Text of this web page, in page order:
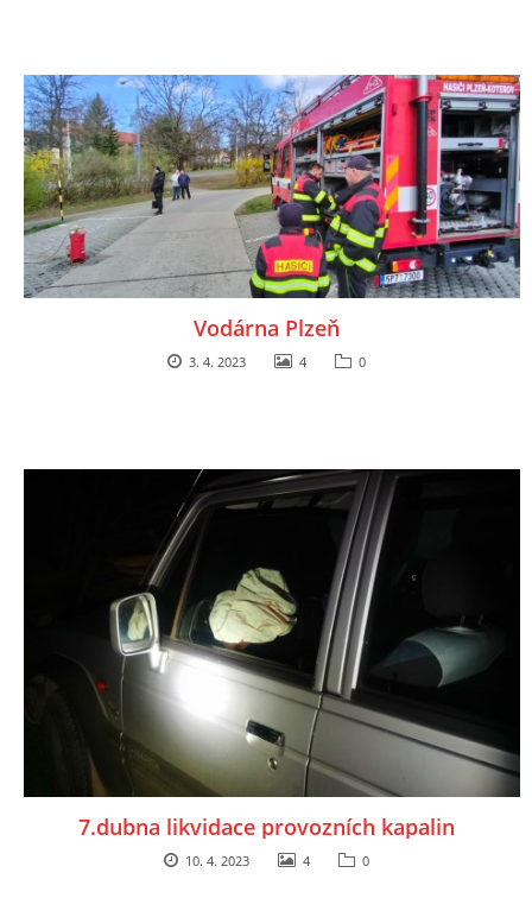
Vodárna Plzeň
3. 4. 2023 4 0
7.dubna likvidace provozních kapalin
10. 4. 2023 4 0